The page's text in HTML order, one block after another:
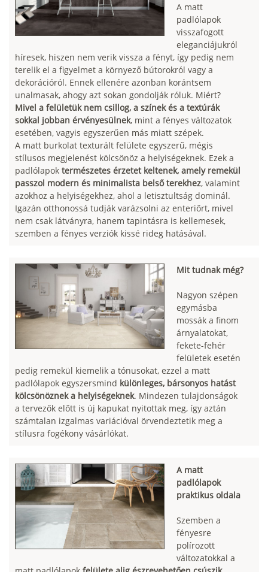
A matt
padlólapok
visszafogott
eleganciájukról
híresek, hiszen nem verik vissza a fényt, így pedig nem
terelik el a figyelmet a környező bútorokról vagy a
dekorációról. Ennek ellenére azonban korántsem
unalmasak, ahogy azt sokan gondolják róluk. Miért?
Mivel a felületük nem csillog, a színek és a textúrák
sokkal jobban érvényesülnek, mint a fényes változatok
esetében, vagyis egyszerűen más miatt szépek.
A matt burkolat texturált felülete egyszerű, mégis
stílusos megjelenést kölcsönöz a helyiségeknek. Ezek a
padlólapok természetes érzetet keltenek, amely remekül
passzol modern és minimalista belső terekhez, valamint
azokhoz a helyiségekhez, ahol a letisztultság dominál.
Igazán otthonossá tudják varázsolni az enteriőrt, mivel
nem csak látványra, hanem tapintásra is kellemesek,
szemben a fényes verziók kissé rideg hatásával.
Mit tudnak még?
Nagyon szépen
egymásba
mossák a finom
árnyalatokat,
fekete-fehér
felületek esetén
pedig remekül kiemelik a tónusokat, ezzel a matt
padlólapok egyszersmind különleges, bársonyos hatást
kölcsönöznek a helyiségeknek. Mindezen tulajdonságok
a tervezők előtt is új kapukat nyitottak meg, így aztán
számtalan izgalmas variációval örvendeztetik meg a
stílusra fogékony vásárlókat.
A matt
padlólapok
praktikus oldala
Szemben a
fényesre
polírozott
változatokkal a